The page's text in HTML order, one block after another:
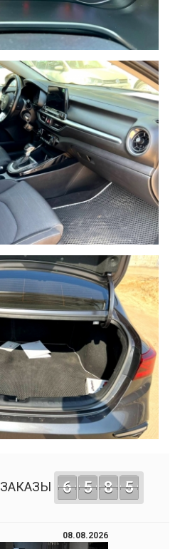
6 5 8 5
08.08.2026